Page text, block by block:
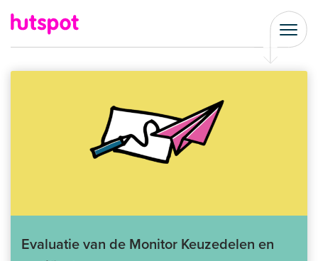
Evaluatie van de Monitor Keuzedelen en